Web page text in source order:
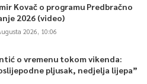
Kovač o programu Predbračno
2026 (video)
2026, 10:06
o vremenu tokom vikenda:
pljusak, nedjelja lijepa”